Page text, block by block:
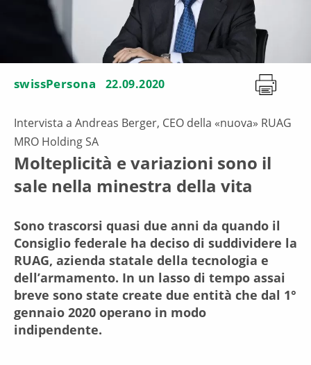
swissPersona 22.09.2020
Intervista a Andreas Berger, CEO della «nuova» RUAG
MRO Holding SA
Molteplicità e variazioni sono il
sale nella minestra della vita
Sono trascorsi quasi due anni da quando il
Consiglio federale ha deciso di suddividere la
RUAG, azienda statale della tecnologia e
dell’armamento. In un lasso di tempo assai
breve sono state create due entità che dal 1°
gennaio 2020 operano in modo
indipendente.